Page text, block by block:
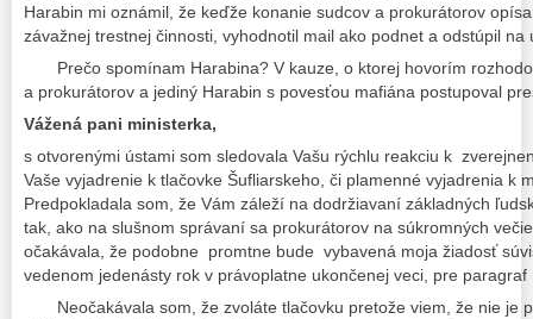
Harabin mi oznámil, že keďže konanie sudcov a prokurátorov
závažnej trestnej činnosti, vyhodnotil mail ako podnet a odstúpil na
Prečo spomínam Harabina? V kauze, o ktorej hovorím
a prokurátorov a jediný Harabin s povesťou mafiána postupoval
Vážená pani ministerka,
s otvorenými ústami som sledovala Vašu rýchlu reakciu k
Vaše vyjadrenie k tlačovke Šufliarskeho, či plamenné vyjadrenia k
Predpokladala som, že Vám záleží na dodržiavaní základných
tak, ako na slušnom správaní sa prokurátorov na súkromných
očakávala, že podobne promtne bude vybavená moja žiadosť
vedenom jedenásty rok v právoplatne ukončenej veci, pre
Neočakávala som, že zvoláte tlačovku pretože viem, že nie je